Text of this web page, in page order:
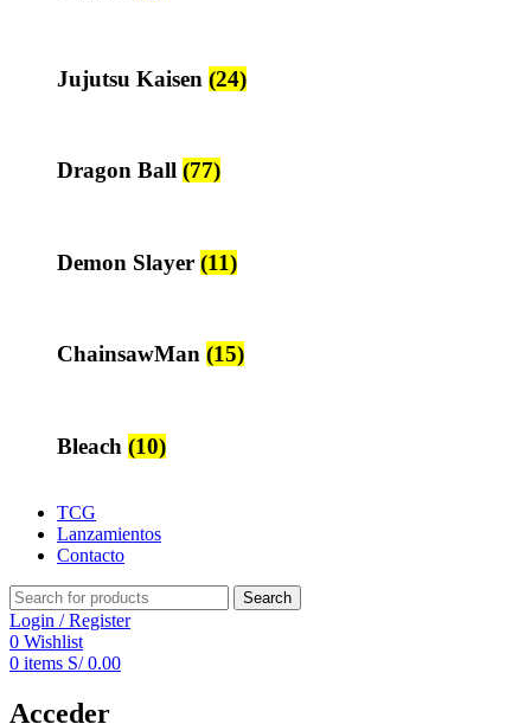
Jujutsu Kaisen (24)
Dragon Ball (77)
Demon Slayer (11)
ChainsawMan (15)
Bleach (10)
TCG
Lanzamientos
Contacto
Search
Login / Register
0 Wishlist
0 items S/0.00
Acceder